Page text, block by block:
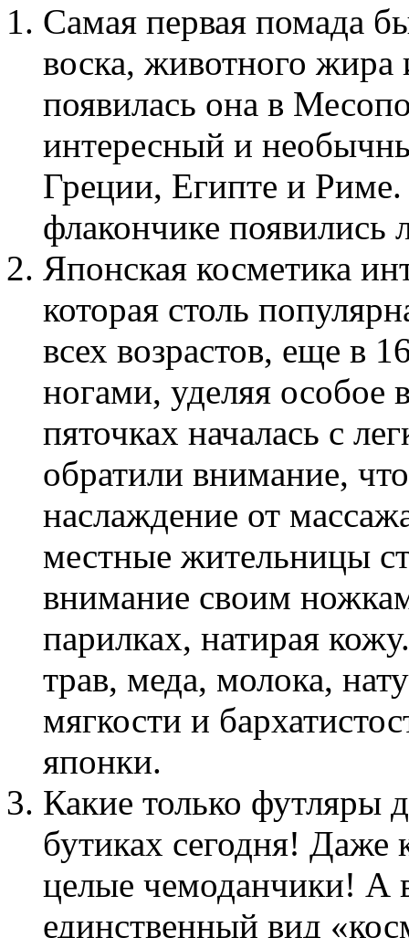
Самая первая помада
воска, животного жира
появилась она в
интересный и
Греции, Египте и
флакончике появились
Японская косметика
которая столь
всех возрастов, еще в
ногами, уделяя особое
пяточках началась с
обратили внимание,
наслаждение от
местные жительницы
внимание своим
парилках, натирая
трав, меда, молока,
мягкости и
японки.
Какие только футляры
бутиках сегодня! Даже
целые чемоданчики! А
единственный вид